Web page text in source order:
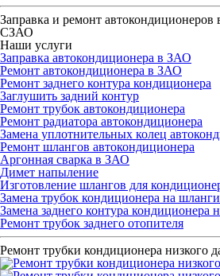
Заправка и ремонт
СЗАО
Наши услуги
Заправка автокондиционера в ЗАО
Ремонт автокондиционера в ЗАО
Ремонт заднего контура кондиционера
Заглушить задний контур
Ремонт трубок автокондиционера
Ремонт радиатора автокондиционера
Замена уплотнительных колец
Ремонт шлангов автокондиционера
Аргонная сварка в ЗАО
Димет напыление
Изготовление шлангов для
Замена трубок кондиционера на шланги
Замена заднего контура кондиционера
Ремонт трубок заднего отопителя
Ремонт трубки кондиционера низкого